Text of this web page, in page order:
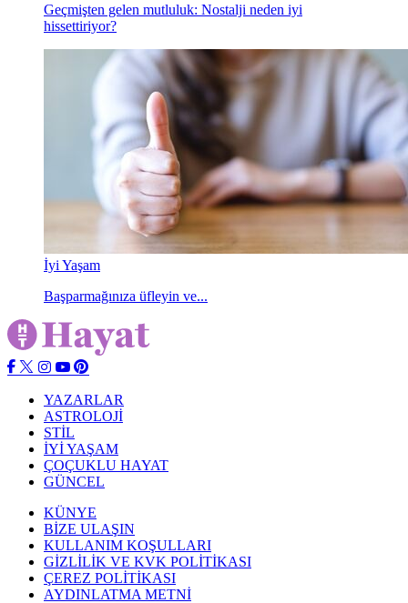
Geçmişten gelen mutluluk: Nostalji neden iyi
hissettiriyor?
İyi Yaşam
Başparmağınıza üfleyin ve...
YAZARLAR
ASTROLOJİ
STİL
İYİ YAŞAM
ÇOÇUKLU HAYAT
GÜNCEL
KÜNYE
BİZE ULAŞIN
KULLANIM KOŞULLARI
GİZLİLİK VE KVK POLİTİKASI
ÇEREZ POLİTİKASI
AYDINLATMA METNİ